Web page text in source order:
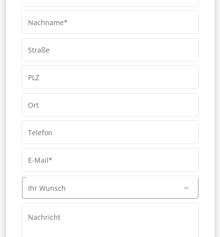
Nachname*
Straße
PLZ
Ort
Telefon
E-Mail*
Ihr Wunsch
Nachricht